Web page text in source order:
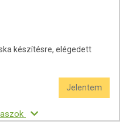
készítésre, elégedett
Jelentem